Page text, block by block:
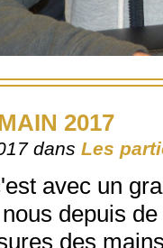
2017
dans Les
avec un
depuis
des